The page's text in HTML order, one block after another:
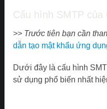
Cấu hình SMTP của
>> Trước tiên bạn cần
dẫn tạo mật khẩu ứng
Dưới đây là cấu hình
sử dụng phổ biến nhất